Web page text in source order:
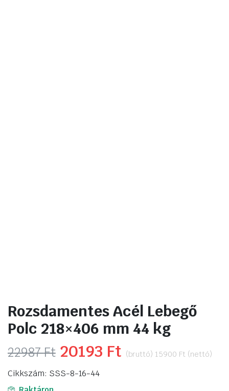
Rozsdamentes Acél Lebegő
Polc 218×406 mm 44 kg
22987Ft Original
price
20193 Ft Current
(bruttó) 15900 Ft (nettó)
Cikkszám: SSS-8-16-44